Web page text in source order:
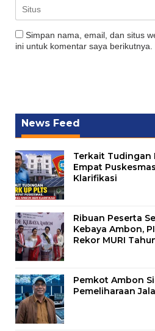
Simpan nama, email, dan situs
ini untuk komentar saya berikutnya.
News Feed
Terkait Tudingan
Empat
Klarifikasi
Ribuan Peserta
Kebaya Ambon,
Rekor MURI
Pemkot Ambon
Pemeliharaan